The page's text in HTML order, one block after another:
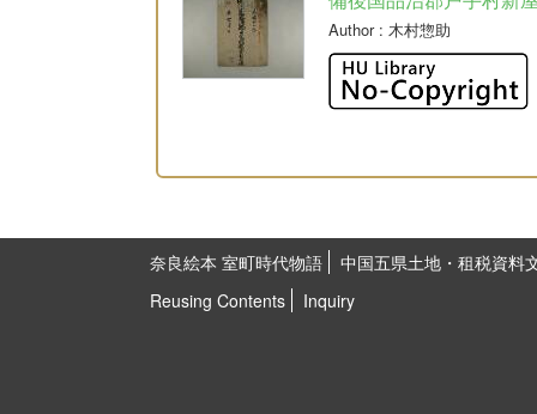
Author: 木村惣助
奈良絵本 室町時代物語
中国五県土地・租税資料
Reusing Contents
Inquiry